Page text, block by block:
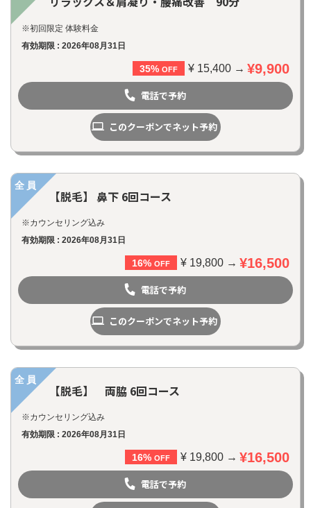
※初回限定 体験料金
有効期限 : 2026年08月31日
35% OFF ¥ 15,400 → ¥9,900
電話で予約
このクーポンでネット予約
全員
【脱毛】 鼻下 6回コース
※カウンセリング込み
有効期限 : 2026年08月31日
16% OFF ¥ 19,800 → ¥16,500
電話で予約
このクーポンでネット予約
全員
【脱毛】 両脇 6回コース
※カウンセリング込み
有効期限 : 2026年08月31日
16% OFF ¥ 19,800 → ¥16,500
電話で予約